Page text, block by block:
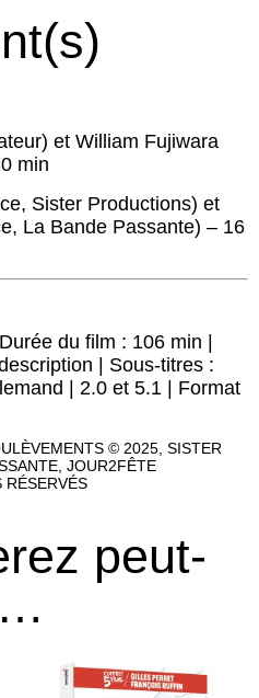
et William Fujiwara
min
Sister Productions) et
La Bande Passante) – 16
du film : 106 min |
| Sous-titres :
| 2.0 et 5.1 | Format
© 2025, SISTER
JOUR2FÊTE
RÉSERVÉS
peut-